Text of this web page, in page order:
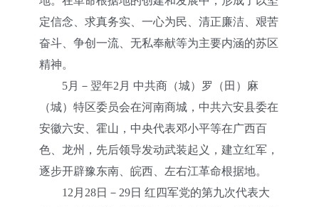
定信念、求真务实、一心为民、清正廉洁、艰苦
奋斗、争创一流、无私奉献等为主要内涵的苏区
精神。
5月－翌年2月 中共商（城）罗（田）麻
（城）特区委员会在河南商城，中共六安县委在
安徽六安、霍山，中央代表邓小平等在广西百
色、龙州，先后领导发动武装起义，建立红军，
逐步开辟豫东南、皖西、左右江革命根据地。
12月28日－29日 红四军党的第九次代表大